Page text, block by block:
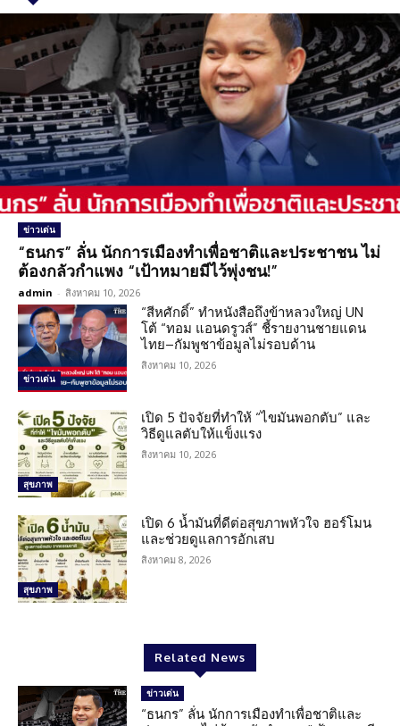
ข่าวเด่น
“ธนกร” ลั่น นักการเมืองทำเพื่อชาติและประชาชน ไม่
ต้องกลัวกำแพง “เป้าหมายมีไว้พุ่งชน!”
admin - สิงหาคม 10, 2026
ข่าวเด่น
“สีหศักดิ์” ทำหนังสือถึงข้าหลวงใหญ่ UN
โต้ “ทอม แอนดรูวส์” ชี้รายงานชายแดน
ไทย–กัมพูชาข้อมูลไม่รอบด้าน
สิงหาคม 10, 2026
สุขภาพ
เปิด 5 ปัจจัยที่ทำให้ “ไขมันพอกตับ” และ
วิธีดูแลตับให้แข็งแรง
สิงหาคม 10, 2026
สุขภาพ
เปิด 6 น้ำมันที่ดีต่อสุขภาพหัวใจ ฮอร์โมน
และช่วยดูแลการอักเสบ
สิงหาคม 8, 2026
Related News
ข่าวเด่น
“ธนกร” ลั่น นักการเมืองทำเพื่อชาติและ